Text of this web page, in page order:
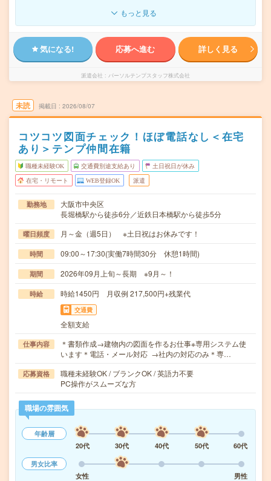
もっと見る
気になる! 応募へ進む 詳しく見る
派遣会社 パーソルテンプスタッフ株式会社
未読 掲載日 2026/08/07
コツコツ図面チェック！ほぼ電話なし＜在宅
あり＞テンプ仲間在籍
職種未経験OK 交通費別途支給あり 土日祝日が休み
在宅・リモート WEB登録OK 派遣
勤務地
大阪市中央区
長堀橋駅から徒歩6分／近鉄日本橋駅から徒歩5分
曜日頻度 月～金（週5日） ※土日祝はお休みです！
時間 09:00～17:30(実働7時間30分 休憩1時間)
期間 2026年09月上旬～長期 ※9月～！
時給 時給1450円 月収例 217,500円+残業代
交通費
全額支給
仕事内容
＊書類作成→建物内の図面を作るお仕事※専用システム使
います＊電話・メール対応 →社内の対応のみ＊専…
応募資格
職種未経験OK / ブランクOK / 英語力不要
PC操作がスムーズな方
職場の雰囲気
年齢層
20代
30代 40代 50代
60代
男女比率
女性
男性